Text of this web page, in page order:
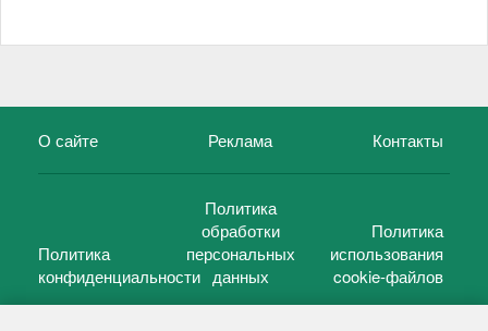
О сайте Реклама Контакты
Политика
конфиденциальности
Политика
обработки
персональных
данных
Политика
использования
cookie-файлов